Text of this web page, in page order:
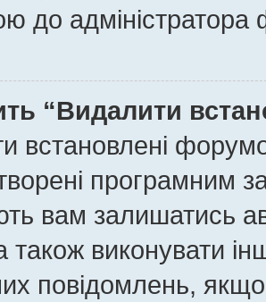
до адміністратора
“Видалити
встановлені
програмним
вам залишатись
виконувати
повідомлень,